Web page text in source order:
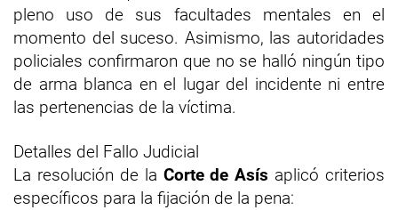
pleno uso de sus facultades mentales en el
momento del suceso. Asimismo, las autoridades
policiales confirmaron que no se halló ningún tipo
de arma blanca en el lugar del incidente ni entre
las pertenencias de la víctima.
Detalles del Fallo Judicial
La resolución de la Corte de Asís aplicó criterios
específicos para la fijación de la pena: